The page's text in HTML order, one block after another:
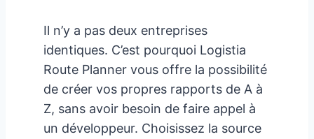
Il n’y a pas deux entreprises
identiques. C’est pourquoi Logistia
Route Planner vous offre la possibilité
de créer vos propres rapports de A à
Z, sans avoir besoin de faire appel à
un développeur. Choisissez la source